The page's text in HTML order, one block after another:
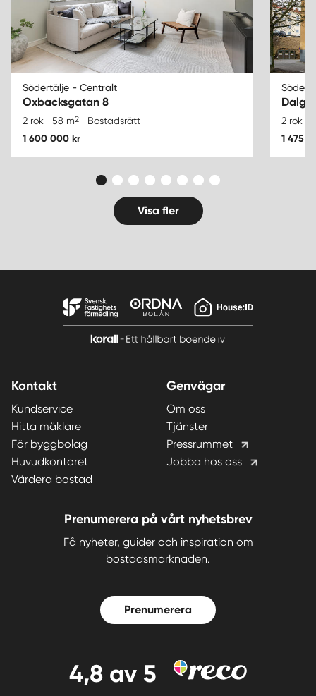
Södertälje - Centralt
Oxbacksgatan 8
2 rok 58 m2 Bostadsrätt
1 600 000 kr
2 rok
1 475
Visa fler
Kontakt
Kundservice
Hitta mäklare
För byggbolag
Huvudkontoret
Värdera bostad
Genvägar
Om oss
Tjänster
Pressrummet
Jobba hos oss
Prenumerera på vårt nyhetsbrev
Få nyheter, guider och inspiration om
bostadsmarknaden.
Prenumerera
4,8 av 5